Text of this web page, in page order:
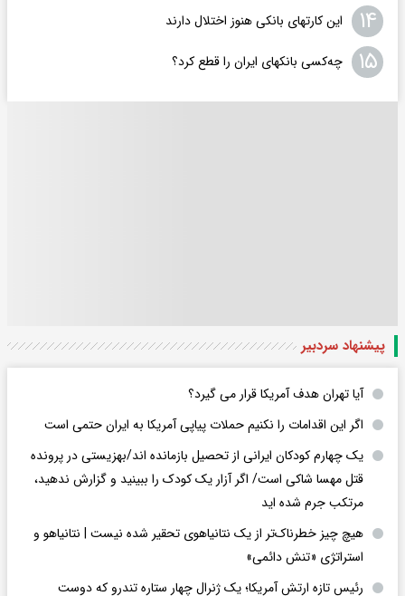
۱۴ این کارتهای بانکی هنوز اختلال دارند
۱۵ چه‌کسی بانکهای ایران را قطع کرد؟
پیشنهاد سردبیر
آیا تهران هدف آمریکا قرار می گیرد؟
اگر این اقدامات را نکنیم حملات پیاپی آمریکا به ایران حتمی است
یک چهارم کودکان ایرانی از تحصیل بازمانده اند/بهزیستی در پرونده
قتل مهسا شاکی است/ اگر آزار یک کودک را ببینید و گزارش ندهید،
مرتکب جرم شده اید
هیچ چیز خطرناک‌تر از یک نتانیاهوی تحقیر شده نیست | نتانیاهو و
استراتژی «تنش دائمی»
رئیس تازه ارتش آمریکا؛ یک ژنرال چهار ستاره تندرو که دوست